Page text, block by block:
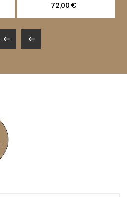
72,00 €
 